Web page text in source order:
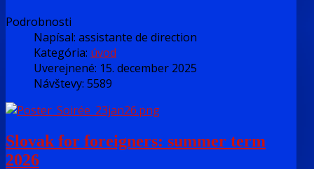
Podrobnosti
Napísal: assistante de direction
Kategória: úvod
Uverejnené: 15. december 2025
Návštevy: 5589
Slovak for foreigners: summer term
2026